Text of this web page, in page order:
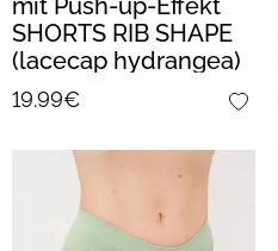
mit Push-up-Effekt
SHORTS RIB SHAPE
(lacecap hydrangea)
19.99€